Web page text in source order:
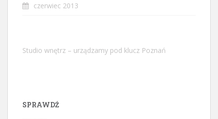
czerwiec 2013
Studio wnętrz – urządzamy pod klucz Poznań
SPRAWDŹ